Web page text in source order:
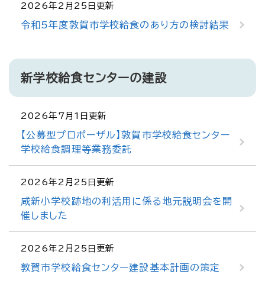
2026年2月25日更新
令和5年度敦賀市学校給食のあり方の検討結果
新学校給食センターの建設
2026年7月1日更新
【公募型プロポーザル】敦賀市学校給食センター
学校給食調理等業務委託
2026年2月25日更新
咸新小学校跡地の利活用に係る地元説明会を開
催しました
2026年2月25日更新
敦賀市学校給食センター建設基本計画の策定